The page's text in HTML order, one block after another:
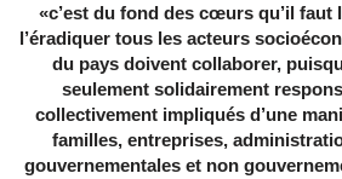
«c’est du fond des cœurs qu’il faut
l’éradiquer tous les acteurs
du pays doivent collaborer,
seulement solidairement
collectivement impliqués d’une
familles, entreprises,
gouvernementales et non